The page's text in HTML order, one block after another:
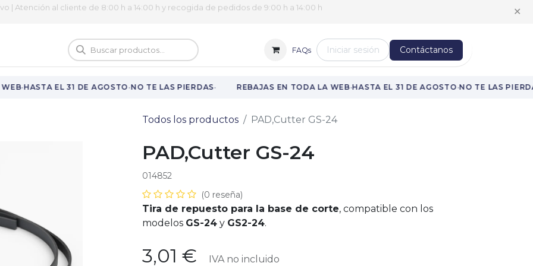
| Atención al cliente de 8:00 h a 14:00 h y recogida de pedidos de 9:00 h a 14:00 h ✕
Vuelta al cole FAQs Iniciar sesión Contáctanos
·HASTA EL 31 DE AGOSTO·NO TE LAS PIERDAS· REBAJAS EN TODA LA WEB·HASTA EL 31 DE AGOSTO·NO TE LAS
Todos los productos PAD,Cutter GS-24
PAD,Cutter GS-24
014852
(0 reseña)
Tira de repuesto para la base de corte, compatible con los
modelos GS-24 y GS2-24.
3,01 € IVA no incluido